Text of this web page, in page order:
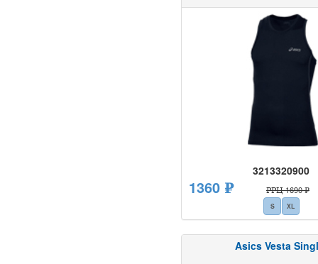
3213320900
1360 ₽ РРЦ 1690 ₽
S XL
Asics Vesta